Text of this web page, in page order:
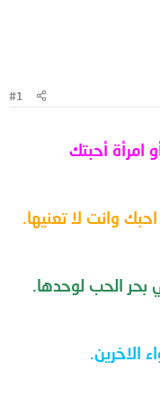
#1
امرأة أحبتك
وانت لا تعنيها.
بحر الحب لوحدها.
الاخرين.